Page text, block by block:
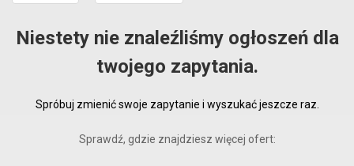
Niestety nie znaleźliśmy ogłoszeń dla
twojego zapytania.
Spróbuj zmienić swoje zapytanie i wyszukać jeszcze raz.
Sprawdź, gdzie znajdziesz więcej ofert: